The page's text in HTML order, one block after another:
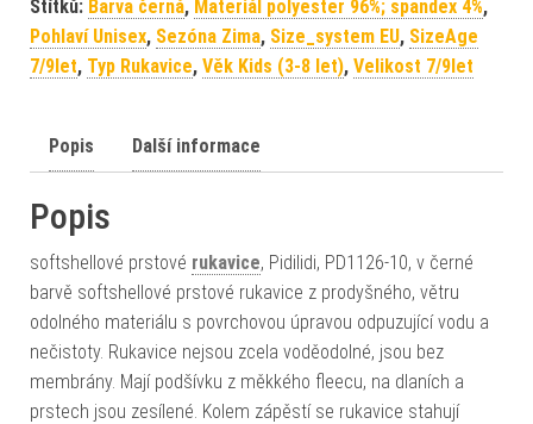
Štítků: Barva černá, Materiál polyester 96%; spandex 4%,
Pohlaví Unisex, Sezóna Zima, Size_system EU, SizeAge
7/9let, Typ Rukavice, Věk Kids (3-8 let), Velikost 7/9let
Popis Další informace
Popis
softshellové prstové rukavice, Pidilidi, PD1126-10, v černé
barvě softshellové prstové rukavice z prodyšného, větru
odolného materiálu s povrchovou úpravou odpuzující vodu a
nečistoty. Rukavice nejsou zcela voděodolné, jsou bez
membrány. Mají podšívku z měkkého fleecu, na dlaních a
prstech jsou zesílené. Kolem zápěstí se rukavice stahují